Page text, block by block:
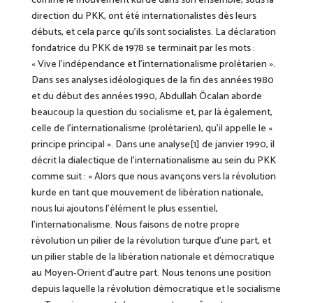
direction du PKK, ont été internationalistes dès leurs
débuts, et cela parce qu’ils sont socialistes. La déclaration
fondatrice du PKK de 1978 se terminait par les mots :
« Vive l’indépendance et l’internationalisme prolétarien ».
Dans ses analyses idéologiques de la fin des années 1980
et du début des années 1990, Abdullah Öcalanaborde
beaucoup la question dusocialisme et, par là également,
celle de l’internationalisme (prolétarien), qu’il appelle le «
principe principal ». Dans une analyse[1] de janvier 1990, il
décrit la dialectique de l’internationalisme au sein du PKK
comme suit : « Alors que nousavançons versla révolution
kurde en tant que mouvement de libération nationale,
nous lui ajoutons l’élément le plus essentiel,
l’internationalisme. Nous faisons de notre propre
révolution un pilier de la révolution turque d’une part, et
un pilier stable de la libération nationale et démocratique
au Moyen-Orient d’autre part. Noustenonsune position
depuis laquellela révolution démocratique et le socialisme